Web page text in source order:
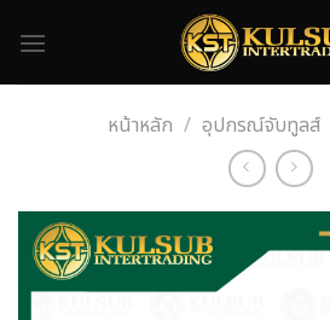
หน้าหลัก / อุปกรณ์จับทูลส์